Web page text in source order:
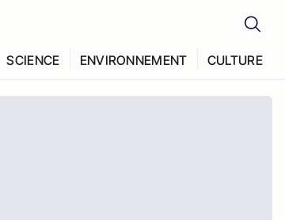
SCIENCE ENVIRONNEMENT CULTURE